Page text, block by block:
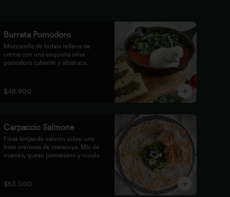
Burrata Pomodoro
Mozzarella de bufala rellena de
crema con una exquisita salsa
pomodoro caliente y albahaca.
$48.900
Carpaccio Salmone
Finas lonjas de salmón sobre una
base cremosa de maracuyá. Mix de
nueces, queso parmesano y rúcula.
$53.000